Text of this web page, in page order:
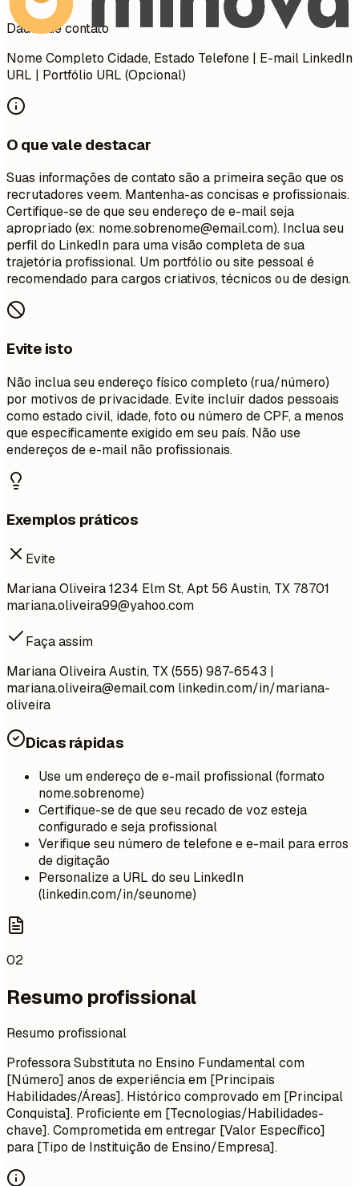
Dados de contato
Nome Completo Cidade, Estado Telefone | E-mail LinkedIn
URL | Portfólio URL (Opcional)
O que vale destacar
Suas informações de contato são a primeira seção que os
recrutadores veem. Mantenha-as concisas e profissionais.
Certifique-se de que seu endereço de e-mail seja
apropriado (ex: nome.sobrenome@email.com). Inclua seu
perfil do LinkedIn para uma visão completa de sua
trajetória profissional. Um portfólio ou site pessoal é
recomendado para cargos criativos, técnicos ou de design.
Evite isto
Não inclua seu endereço físico completo (rua/número)
por motivos de privacidade. Evite incluir dados pessoais
como estado civil, idade, foto ou número de CPF, a menos
que especificamente exigido em seu país. Não use
endereços de e-mail não profissionais.
Exemplos práticos
Evite
Mariana Oliveira 1234 Elm St, Apt 56 Austin, TX 78701
mariana.oliveira99@yahoo.com
Faça assim
Mariana Oliveira Austin, TX (555) 987-6543 |
mariana.oliveira@email.com linkedin.com/in/mariana-
oliveira
Dicas rápidas
Use um endereço de e-mail profissional (formato
nome.sobrenome)
Certifique-se de que seu recado de voz esteja
configurado e seja profissional
Verifique seu número de telefone e e-mail para erros
de digitação
Personalize a URL do seu LinkedIn
(linkedin.com/in/seunome)
02
Resumo profissional
Resumo profissional
Professora Substituta no Ensino Fundamental com
[Número] anos de experiência em [Principais
Habilidades/Áreas]. Histórico comprovado em [Principal
Conquista]. Proficiente em [Tecnologias/Habilidades-
chave]. Comprometida em entregar [Valor Específico]
para [Tipo de Instituição de Ensino/Empresa].